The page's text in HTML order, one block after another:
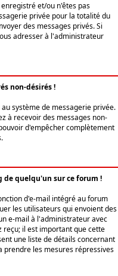
et/ou n'êtes pas
privée pour la totalité du
des messages privés. Si
adresser à l'administrateur
non-désirés !
système de messagerie privée.
à recevoir des messages non-
d'empêcher complètement
de quelqu'un sur ce forum !
d'e-mail intégré au forum
les utilisateurs qui envoient des
e-mail à l'administrateur avec
reçu; il est important que cette
une liste de détails concernant
prendre les mesures répressives